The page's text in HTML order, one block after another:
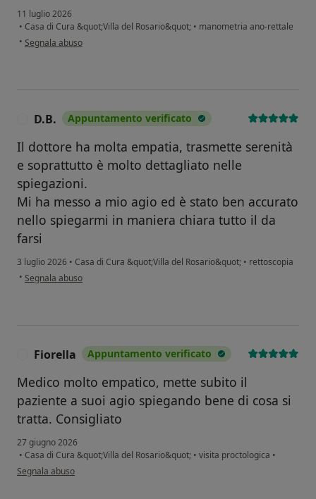
11 luglio 2026
• Casa di Cura &quot;Villa del Rosario&quot; • manometria ano-rettale
• secondo l'opinione dell'utente Roberto S.
Segnala abuso
D.B. Appuntamento verificato
Il dottore ha molta empatia, trasmette serenità
e soprattutto è molto dettagliato nelle
spiegazioni.
Mi ha messo a mio agio ed è stato ben accurato
nello spiegarmi in maniera chiara tutto il da
farsi
3 luglio 2026 • Casa di Cura &quot;Villa del Rosario&quot; • rettoscopia
• secondo l'opinione dell'utente D.B.
Segnala abuso
Fiorella Appuntamento verificato
Medico molto empatico, mette subito il
paziente a suoi agio spiegando bene di cosa si
tratta. Consigliato
27 giugno 2026
• Casa di Cura &quot;Villa del Rosario&quot; • visita proctologica •
secondo l'opinione dell'utente Fiorella
Segnala abuso